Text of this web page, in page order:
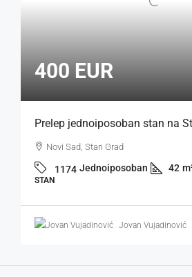
400 EUR
Prelep jednoiposoban stan na
Novi Sad, Stari Grad
1174 Jednoiposoban 42
STAN
Jovan Vujadinović